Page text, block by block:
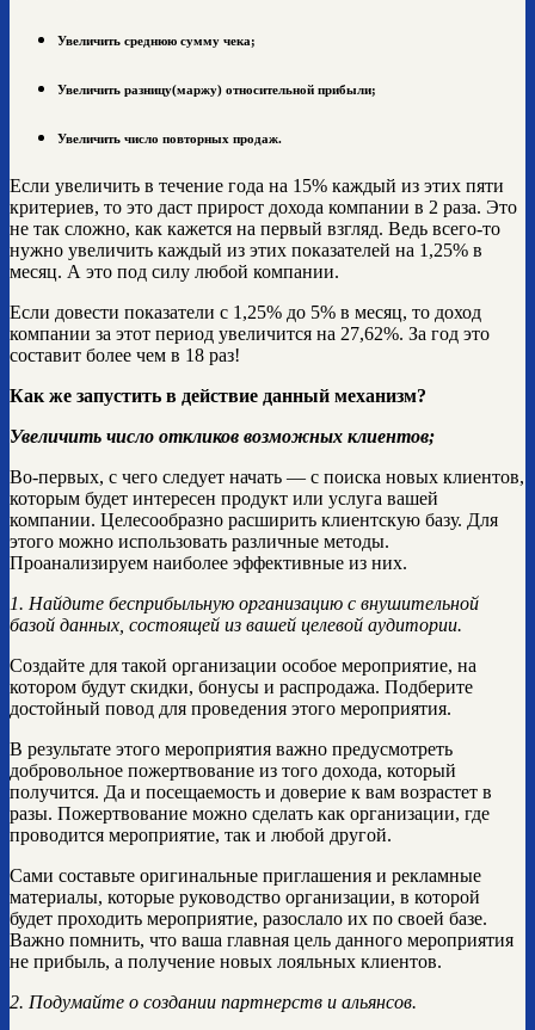
Увеличить среднюю сумму чека;
Увеличить разницу(маржу) относительной прибыли;
Увеличить число повторных продаж.
Если увеличить в течение года на 15% каждый из этих пяти
критериев, то это даст прирост дохода компании в 2 раза. Это
не так сложно, как кажется на первый взгляд. Ведь всего-то
нужно увеличить каждый из этих показателей на 1,25% в
месяц. А это под силу любой компании.
Если довести показатели c 1,25% до 5% в месяц, то доход
компании за этот период увеличится на 27,62%. За год это
составит более чем в 18 раз!
Как же запустить в действие данный механизм?
Увеличить число откликов возможных клиентов;
Во-первых, с чего следует начать — с поиска новых клиентов,
которым будет интересен продукт или услуга вашей
компании. Целесообразно расширить клиентскую базу. Для
этого можно использовать различные методы.
Проанализируем наиболее эффективные из них.
1. Найдите бесприбыльную организацию с внушительной
базой данных, состоящей из вашей целевой аудитории.
Создайте для такой организации особое мероприятие, на
котором будут скидки, бонусы и распродажа. Подберите
достойный повод для проведения этого мероприятия.
В результате этого мероприятия важно предусмотреть
добровольное пожертвование из того дохода, который
получится. Да и посещаемость и доверие к вам возрастет в
разы. Пожертвование можно сделать как организации, где
проводится мероприятие, так и любой другой.
Сами составьте оригинальные приглашения и рекламные
материалы, которые руководство организации, в которой
будет проходить мероприятие, разослало их по своей базе.
Важно помнить, что ваша главная цель данного мероприятия
не прибыль, а получение новых лояльных клиентов.
2. Подумайте о создании партнерств и альянсов.